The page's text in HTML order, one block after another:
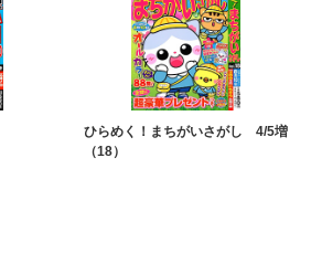
ひらめく！まちがいさがし 4/5増
（18）